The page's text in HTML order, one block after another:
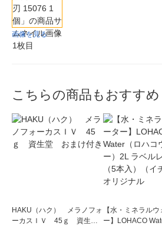
画像を見る
こちらの商品もおすすめ
HAKU（ハク） メラノフォ
ーカスＩＶ 45ｇ 資生
【水・ミネラルウ
ー】LOHACO